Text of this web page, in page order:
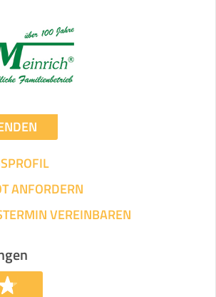
ANFORDERN
VEREINBAREN